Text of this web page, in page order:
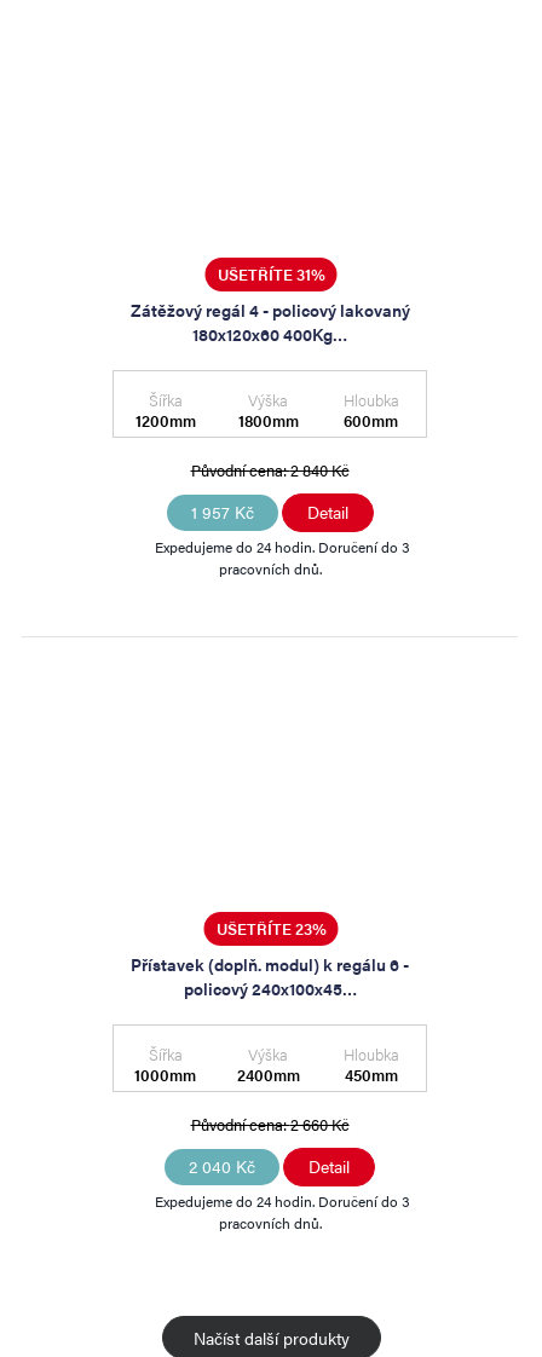
UŠETŘÍTE 31%
Zátěžový regál 4 - policový lakovaný
180x120x60 400Kg…
Šířka
1200mm
Výška
1800mm
Hloubka
600mm
Původní cena:2 840 Kč
1 957 Kč Detail
Expedujeme do 24 hodin. Doručení do 3
pracovních dnů.
UŠETŘÍTE 23%
Přístavek (doplň. modul) k regálu 6 -
policový 240x100x45…
Šířka
1000mm
Výška
2400mm
Hloubka
450mm
Původní cena:2 660 Kč
2 040 Kč Detail
Expedujeme do 24 hodin. Doručení do 3
pracovních dnů.
Načíst další produkty